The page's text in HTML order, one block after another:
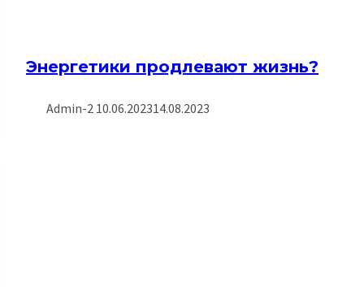
Энергетики продлевают жизнь?
Admin-2 10.06.202314.08.2023